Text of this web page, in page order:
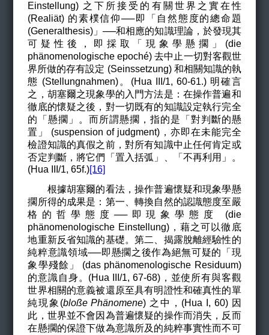
Einstellung) 之下所接受的有關世界之實在性
(Realiät) 的素樸信仰──即「自然態度的總命題
(Generalthesis)」──和相應的知識理論，於發現其
可疑性後，即採取「現象學懸擱」(die
phänomenologische epoché) 去中止一切對客觀世
界所做的存有設定 (Seinssetzung) 和相關知識的執
態 (Stellungnahmen) 。(Hua III/1, 60-61.) 明確言
之，胡塞爾之現象學的入門方法是：在操作普遍和
徹底的懷疑之後，對一切既有的知識設定執行完全
的「懸擱」。而所謂懸擱，指的是「對判斷的懸
置」 (suspension of judgment)，亦即在未能完全
檢證知識的真假之前，對所有知識中止任何肯定或
否定判斷，將它們「 置入括弧」、「不再利用」
。
(Hua III/1, 65f.)[16]
根據胡塞爾的看法，操作普遍懷疑和現象學懸
擱所得的成果是：第一、轉換自然的認識態度至嚴
格的哲學態度──即現象學態度 (die
phänomenologische Einstellung)，藉之可以徹底
地重新反省知識的基礎。第二、揭露脫離經驗性的
純粹意識領域──即懸擱之後作為絕無可疑的「現
象學殘餘」
(das phänomenologische Residuum)
的意識自身。(Hua III/1, 67-68) ，並使所有與客觀
世界相關的意義被還原至具有明證性和確真性的單
純現象 (bloße Phänomene) 之中， (Hua I, 60) 因
此，世界並不會因為普遍懷疑的操作而消失，反而
在懸擱的保證下做為意識所及的純粹事實性而不可